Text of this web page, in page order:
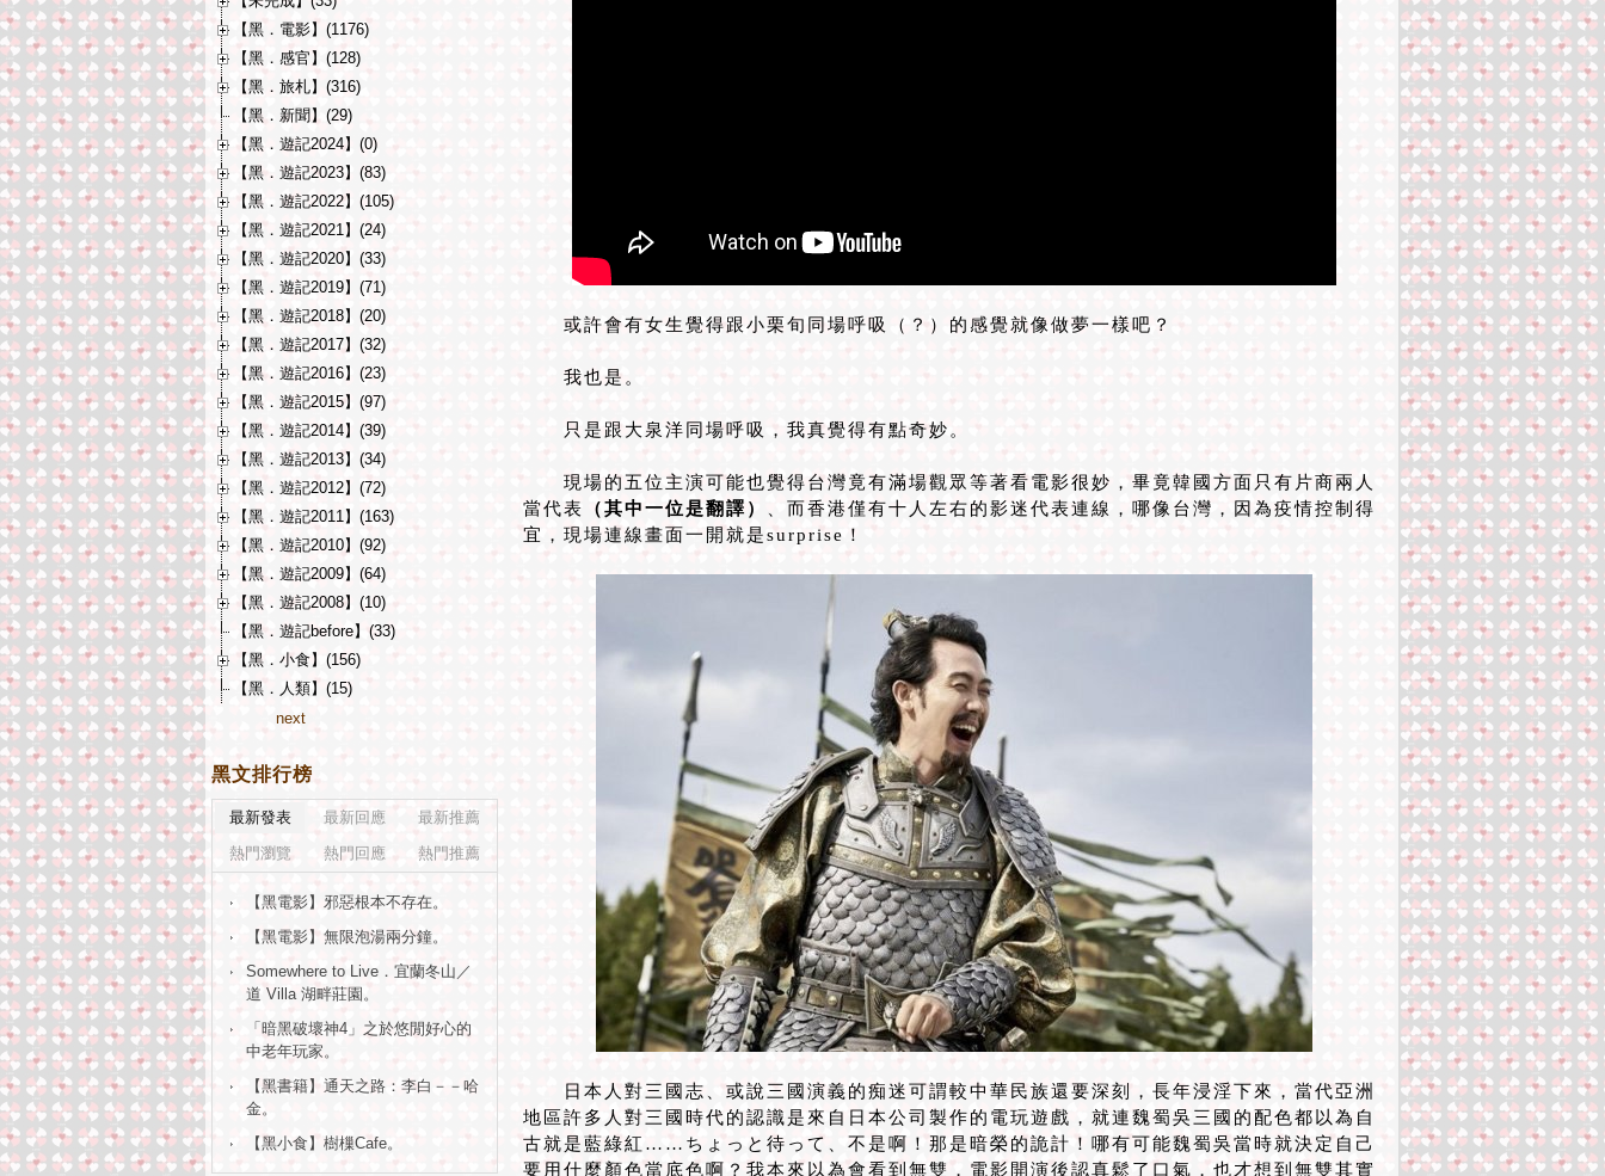
或許會有女生覺得跟小栗旬同場呼吸（？）的感覺就像做夢一樣吧？
我也是。
只是跟大泉洋同場呼吸，我真覺得有點奇妙。
現場的五位主演可能也覺得台灣竟有滿場觀眾等著看電影很妙，畢竟韓國方面只有片商兩人
當代表
（其中一位是翻譯） 、而香港僅有十人左右的影迷代表連線，哪像台灣，因為疫情控制得
宜，現場連線畫面一開就是surprise！
日本人對三國志、或說三國演義的痴迷可謂較中華民族還要深刻，長年浸淫下來，當代亞洲
地區許多人對三國時代的認識是來自日本公司製作的電玩遊戲，就連魏蜀吳三國的配色都以為自
古就是藍綠紅……ちょっと待って、不是啊！那是暗榮的詭計！哪有可能魏蜀吳當時就決定自己
要用什麼顏色當底色啊？我本來以為會看到無雙，電影開演後認真鬆了口氣，也才想到無雙其實
【黑．電影】(1176)
【黑．感官】(128)
【黑．旅札】(316)
【黑．新聞】(29)
【黑．遊記2024】(0)
【黑．遊記2023】(83)
【黑．遊記2022】(105)
【黑．遊記2021】(24)
【黑．遊記2020】(33)
【黑．遊記2019】(71)
【黑．遊記2018】(20)
【黑．遊記2017】(32)
【黑．遊記2016】(23)
【黑．遊記2015】(97)
【黑．遊記2014】(39)
【黑．遊記2013】(34)
【黑．遊記2012】(72)
【黑．遊記2011】(163)
【黑．遊記2010】(92)
【黑．遊記2009】(64)
【黑．遊記2008】(10)
【黑．遊記before】(33)
【黑．小食】(156)
【黑．人類】(15)
next
黑文排行榜
最新發表 最新回應
最新推薦
熱門瀏覽
熱門回應 熱門推薦
【黑電影】邪惡根本不存在。
【黑電影】無限泡湯兩分鐘。
Somewhere to Live．宜蘭冬山／
道 Villa 湖畔莊園。
「暗黑破壞神4」之於悠閒好心的
中老年玩家。
【黑書籍】通天之路：李白－－哈
金。
【黑小食】樹樔Cafe。